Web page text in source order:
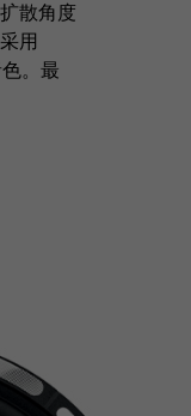
散角度
用
。最